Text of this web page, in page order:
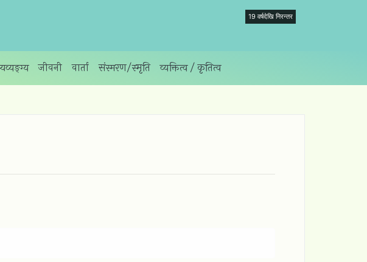
19 वर्षदेखि निरन्तर
जीवनी वार्ता संस्मरण/स्‍मृति व्यक्तित्व / कृतित्व